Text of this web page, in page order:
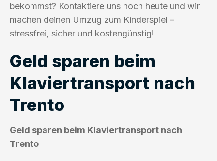
bekommst? Kontaktiere uns noch heute und wir
machen deinen Umzug zum Kinderspiel –
stressfrei, sicher und kostengünstig!
Geld sparen beim
Klaviertransport nach
Trento
Geld sparen beim Klaviertransport nach
Trento